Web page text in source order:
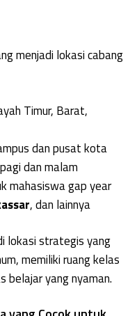
menjadi lokasi cabang
Timur, Barat,
dan pusat kota
dan malam
mahasiswa gap year
, dan lainnya
lokasi strategis yang
memiliki ruang kelas
belajar yang nyaman.